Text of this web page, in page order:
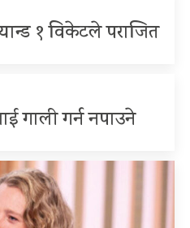
१ विकेटले पराजित
गाली गर्न नपाउने